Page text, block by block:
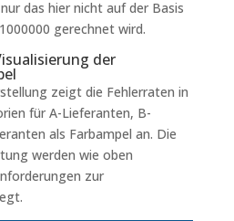
das hier nicht auf der Basis
gerechnet wird.
der
zeigt die Fehlerraten in
für A-Lieferanten, B-
als Farbampel an. Die
werden wie oben
zur